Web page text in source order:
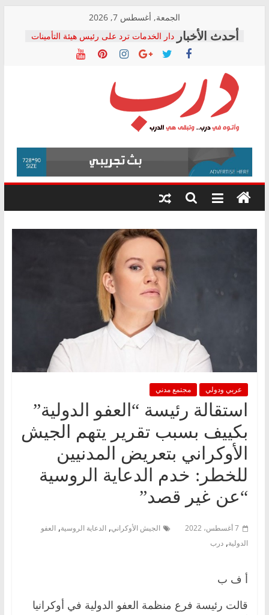
content
الجمعة, أغسطس 7, 2026
دار الخدمات ترد على رئيس هيئة التأمينات
بعد مؤتمره الصحفي: إنكار الأزمة لا ينهي
معاناة أصحاب المعاشات.. ونطالب بكشف
فرحات سليمان يكتب: القطاع الصحي إلى
أين؟
حزب التحالف الشعبي يطلق لجنة “الحق
في الصحة” بالإسكندرية لرصد الانتهاكات
ودعم المرضى
الوزاري لمدينة الصحفيين.. وانتهاء أعمال
إنشاء المبنى الإداري
المجلس القومي لحقوق الإنسان يعلن
متابعة قضية الدكتور محمد زهران.. ويؤكد:
قرينة البراءة وضمانات المحاكمة العادلة
درب
وأتوه
درب..
وتبقى
هي
عربي ودولي مجتمع مدني
استقالة رئيسة “العفو الدولية”
بكييف بسبب تقرير يتهم الجيش
الأوكراني بتعريض المدنيين
للخطر: خدم الدعاية الروسية
“عن غير قصد”
7 أغسطس، 2022 الجيش الأوكراني, الدعاية الروسية, العفو
الدولية, درب
أ ف ب
قالت رئيسة فرع منظمة العفو الدولية في أوكرانيا